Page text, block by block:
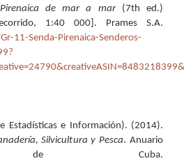
de mar a mar(7th ed.)
1:40 000]. Prames S.A.
11-Senda-Pirenaica-Senderos-
Estadísticas e Información). (2014).
Silvicultura y Pesca. Anuario
de Cuba.